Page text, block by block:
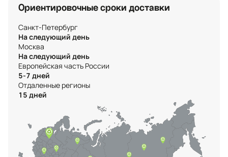
Ориентировочные сроки доставки
Санкт-Петербург
На следующий день
Москва
На следующий день
Европейская часть России
5-7 дней
Отдаленные регионы
15 дней